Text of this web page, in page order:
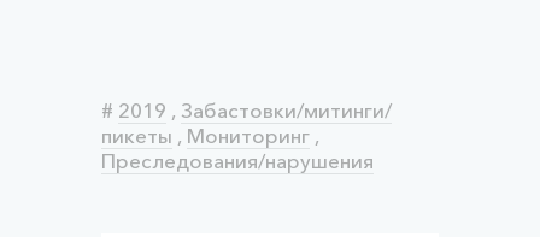
# 2019 , Забастовки/митинги/
пикеты , Мониторинг ,
Преследования/нарушения